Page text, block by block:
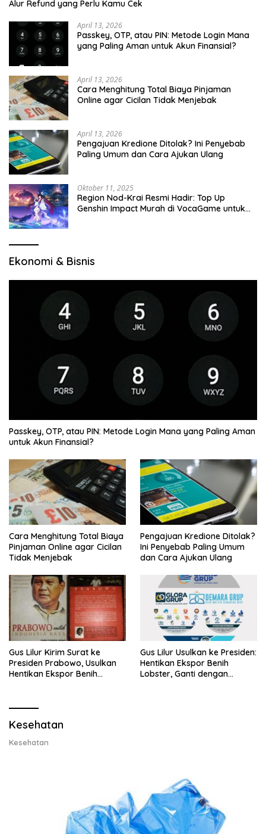
Alur Refund yang Perlu Kamu Cek
April 13, 2026
Passkey, OTP, atau PIN: Metode Login Mana
yang Paling Aman untuk Akun Finansial?
April 13, 2026
Cara Menghitung Total Biaya Pinjaman
Online agar Cicilan Tidak Menjebak
April 13, 2026
Pengajuan Kredione Ditolak? Ini Penyebab
Paling Umum dan Cara Ajukan Ulang
Oktober 11, 2025
Region Nod-Krai Resmi Hadir: Top Up
Genshin Impact Murah di VocaGame untuk
Ekonomi & Bisnis
Passkey, OTP, atau PIN: Metode Login Mana yang Paling Aman
untuk Akun Finansial?
Cara Menghitung Total Biaya
Pinjaman Online agar Cicilan
Tidak Menjebak
Pengajuan Kredione Ditolak?
Ini Penyebab Paling Umum
dan Cara Ajukan Ulang
Gus Lilur Kirim Surat ke
Presiden Prabowo, Usulkan
Hentikan Ekspor Benih
Gus Lilur Usulkan ke Presiden:
Hentikan Ekspor Benih
Lobster, Ganti dengan
Kesehatan
Kesehatan